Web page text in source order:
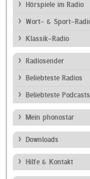
Hörspiele im Radio
Wort- & Sport-
Klassik-Radio
Radiosender
Beliebteste Radios
Beliebteste Podcasts
Mein phonostar
Downloads
Hilfe & Kontakt
Welle Tormented